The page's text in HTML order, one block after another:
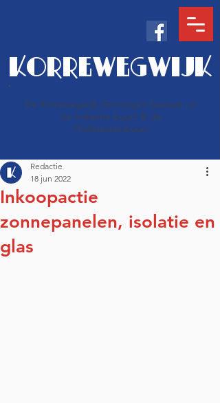
KORREWEGWIJK
De Korrewegwijk Groningen bestaat uit
de Indische buurt & de
Professorenbuurt
Inkoopactie
zonnepanelen, isolatie en
glas
Redactie
18 jun 2022